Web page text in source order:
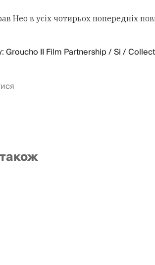
Нео в усіх чотирьох попередніх
Groucho II Film Partnership / Si /